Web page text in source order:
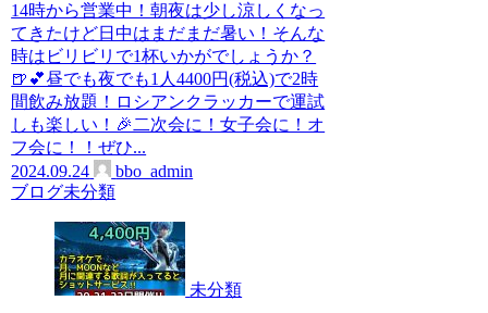
14時から営業中！朝夜は少し涼しくなっ
てきたけど日中はまだまだ暑い！そんな
時はビリビリで1杯いかがでしょうか？
🍺💕昼でも夜でも1人4400円(税込)で2時
間飲み放題！ロシアンクラッカーで運試
しも楽しい！🎉二次会に！女子会に！オ
フ会に！！ぜひ...
2024.09.24
bbo_admin
ブログ未分類
未分類